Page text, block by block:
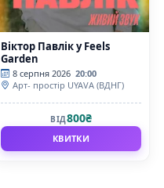
Віктор Павлік у Feels
Garden
8 серпня 2026 20:00
Арт- простір UYAVA (ВДНГ)
ВІД800₴
КВИТКИ